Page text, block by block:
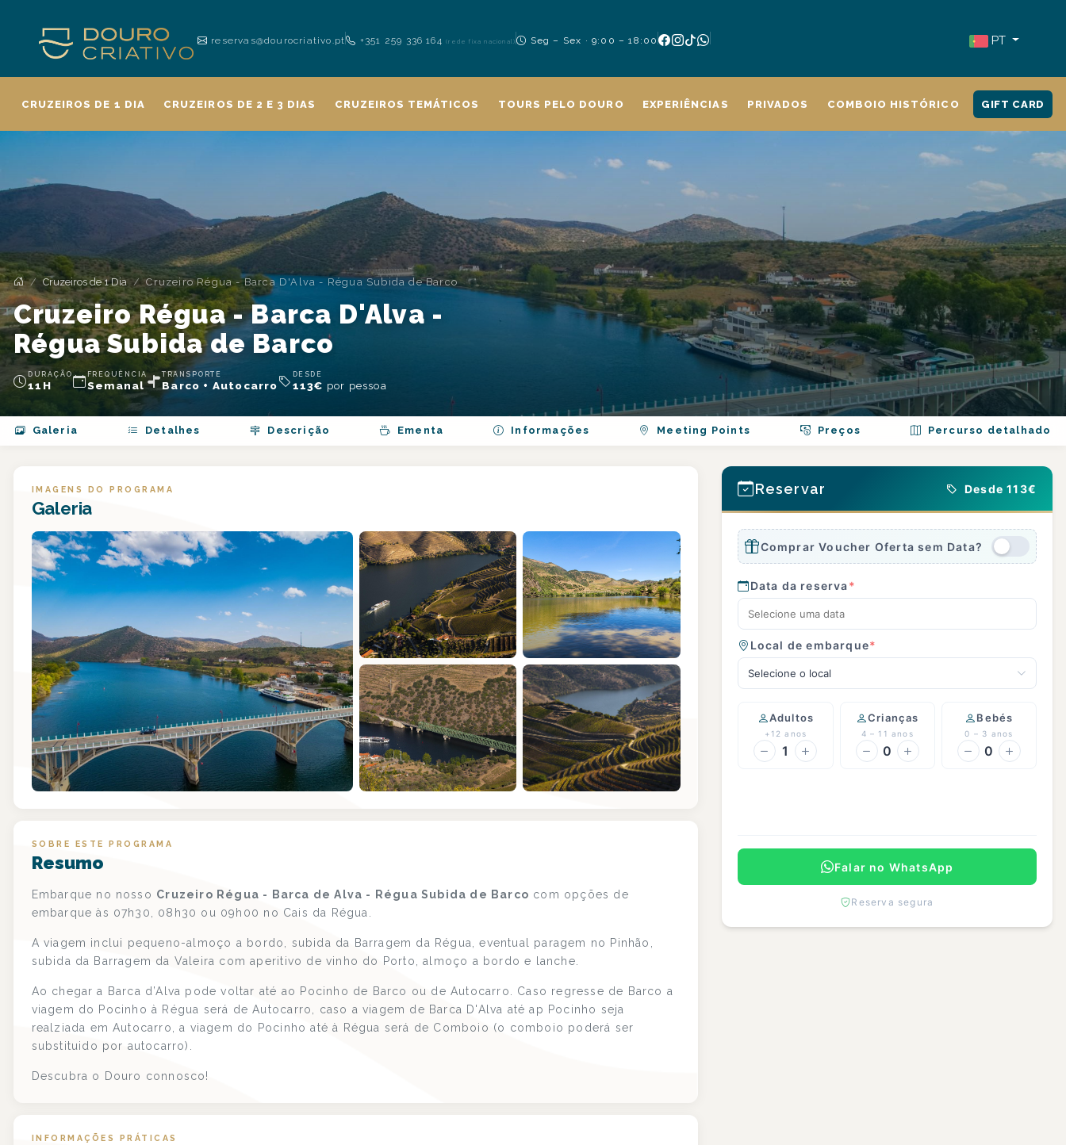
reservas@dourocriativo.pt +351 259 336 164(rede fixa nacional) Seg – Sex · 9:00 – 18:00 PT
CRUZEIROS DE 1 DIA CRUZEIROS DE 2 E 3 DIAS CRUZEIROS TEMÁTICOS TOURS PELO DOURO EXPERIÊNCIAS PRIVADOS COMBOIO HISTÓRICO GIFT CARD
Cruzeiros de 1 Dia Cruzeiro Régua - Barca D'Alva - Régua Subida de Barco
Cruzeiro Régua - Barca D'Alva -
Régua Subida de Barco
DURAÇÃO
11H
FREQUÊNCIA
Semanal
TRANSPORTE
Barco + Autocarro
DESDE
113€ por pessoa
Galeria Detalhes Descrição Ementa Informações Meeting Points Preços Percurso detalhado
IMAGENS DO PROGRAMA
Galeria
+1
SOBRE ESTE PROGRAMA
Resumo
Embarque no nosso Cruzeiro Régua - Barca de Alva - Régua Subida de Barco com opções de
embarque às 07h30, 08h30 ou 09h00 no Cais da Régua.
A viagem inclui pequeno-almoço a bordo, subida da Barragem da Régua, eventual paragem no Pinhão,
subida da Barragem da Valeira com aperitivo de vinho do Porto, almoço a bordo e lanche.
Ao chegar a Barca d’Alva pode voltar até ao Pocinho de Barco ou de Autocarro. Caso regresse de Barco a
viagem do Pocinho à Régua será de Autocarro, caso a viagem de Barca D'Alva até ap Pocinho seja
realziada em Autocarro, a viagem do Pocinho até à Régua será de Comboio (o comboio poderá ser
substituido por autocarro).
Descubra o Douro connosco!
INFORMAÇÕES PRÁTICAS
Reservar Desde 113€
Comprar Voucher Oferta sem Data?
Data da reserva*
Local de embarque*
Selecione o local
Adultos
+12 anos
1
Crianças
4 – 11 anos
0
Bebés
0 – 3 anos
0
Falar no WhatsApp
Reserva segura